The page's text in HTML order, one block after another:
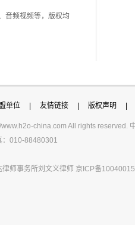
音频视频等，版权均
单位 友情链接 版权声明
china.com All rights reserved.
：010-88480301
师事务所刘文义律师 京ICP备